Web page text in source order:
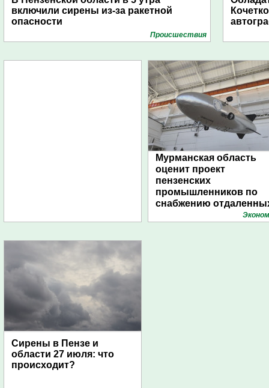
включили сирены из-за ракетной
опасности
Проиcшествия
Мурманская область
оценит проект
пензенских
промышленников по
снабжению
поселений с помощью
Сирены в Пензе и
области 27 июля: что
происходит?